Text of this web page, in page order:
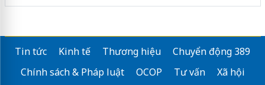
Tin tức Kinh tế Thương hiệu
Chuyển động 389
Chính sách & Pháp luật
OCOP Tư vấn
Xã hội